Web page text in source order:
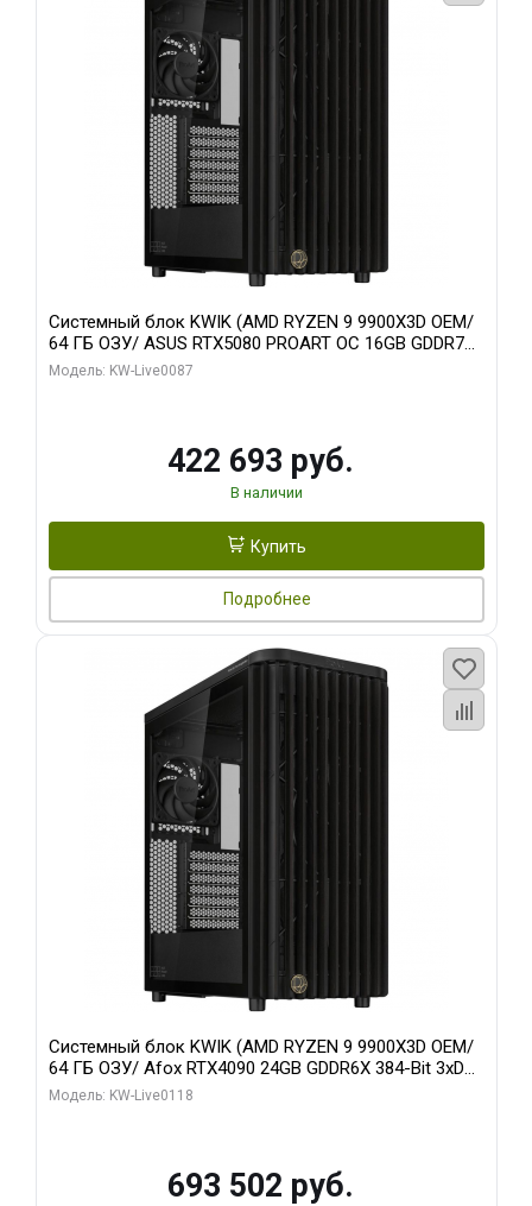
Системный блок KWIK (AMD RYZEN 9 9900X3D OEM/
64 ГБ ОЗУ/ ASUS RTX5080 PROART OC 16GB GDDR7
256bit Type-C DP 2/ 1 ТБ SSD)
Модель: KW-Live0087
422 693 руб.
В наличии
Купить
Подробнее
Системный блок KWIK (AMD RYZEN 9 9900X3D OEM/
64 ГБ ОЗУ/ Afox RTX4090 24GB GDDR6X 384-Bit 3xDP
HDMI ATX Turbo/ 960 ГБ SSD)
Модель: KW-Live0118
693 502 руб.